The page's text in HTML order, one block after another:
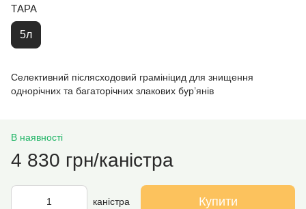
ТАРА
5л
Селективний післясходовий грамініцид для знищення
однорічних та багаторічних злакових бур’янів
В наявності
4 830 грн/каністра
каністра Купити